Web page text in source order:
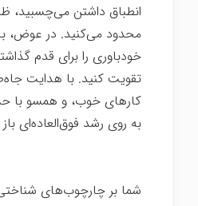
انطباق داشتن می‌چسبید،
محدود می‌کنید. در عوض،
خودباوری را برای قدم
تقویت کنید. با هدایت
کارهای خوب، و همسو با
به روی رشد فوق‌العاده‌ای
شما بر چارچوب‌های